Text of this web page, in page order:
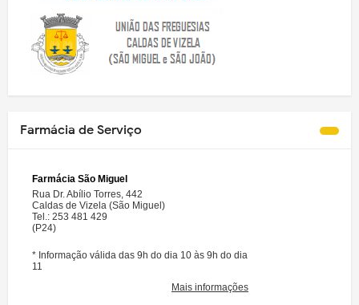
Farmácia de Serviço